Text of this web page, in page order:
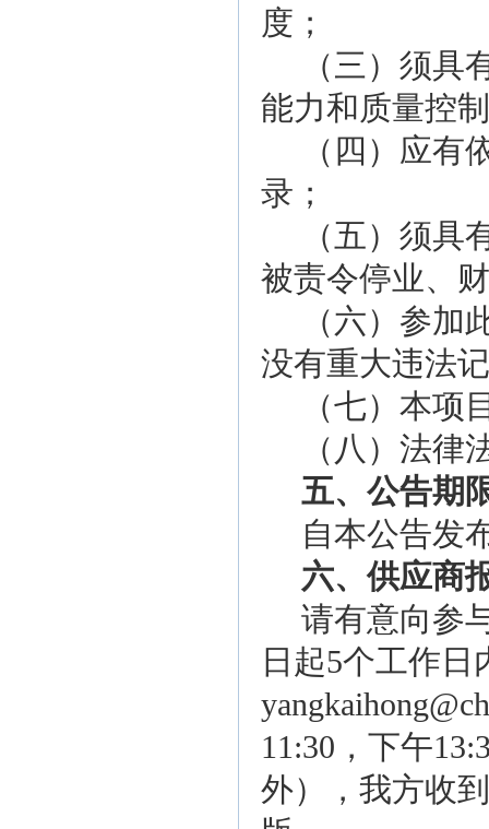
度；
（三 ）须具
能力和质量控
（ 四 ）应有
录；
（五）须具
被责令停业、
（六）参加
没有重大违法
（七）本项
（ 八 ）法律
五、公告期
自本公告发
六、供应商
请有意向参
日起5个工作日
yangkaihong
11:30，下午
外），我方收